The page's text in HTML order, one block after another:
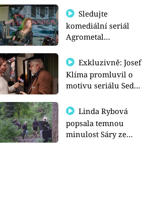
Sledujte
komediální seriál
Agrometal
prima+
Exkluzivně: Josef
Klíma promluvil o
motivu seriálu Sedm
Linda Rybová
popsala temnou
minulost Sáry ze